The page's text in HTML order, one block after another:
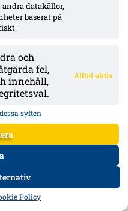
datakällor,
baserat på
och
fel,
innehåll,
Alltid aktiv
syften
Policy
från Stroud-
år
Rikard Nilsson flaggar
fallet som tog flera år.
IF
FORUM